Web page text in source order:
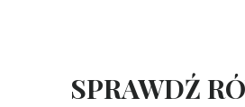
SPRAWDŹ